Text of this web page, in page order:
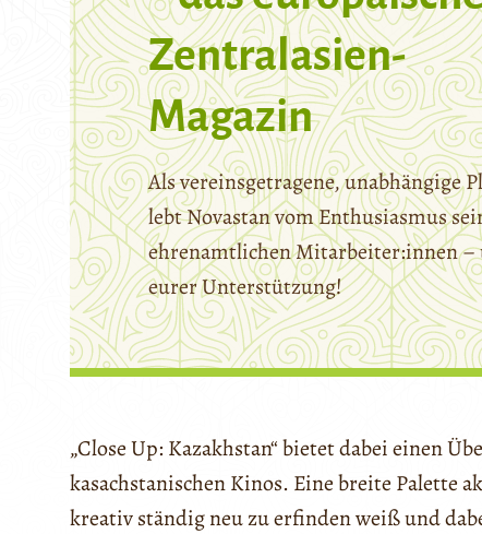
Zentralasien-
Magazin
Als vereinsgetragene, unabhängige
lebt Novastan vom Enthusiasmus
ehrenamtlichen Mitarbeiter:innen –
eurer Unterstützung!
„Close Up: Kazakhstan“ bietet dabei einen
kasachstanischen Kinos. Eine breite Palette
kreativ ständig neu zu erfinden weiß und